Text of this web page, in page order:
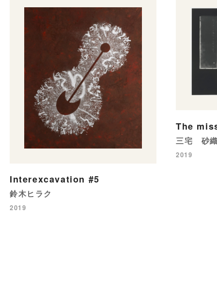
Interexcavation #5
鈴木ヒラク
2019
The
三宅 砂
2019